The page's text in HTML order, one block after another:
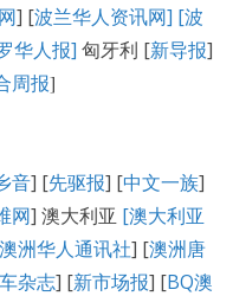
] [波兰华人资讯网] [波
华人报] 匈牙利 [新导报]
周报]
音] [先驱报] [中文一族]
网] 澳大利亚 [澳大利亚
澳洲华人通讯社] [澳洲唐
杂志] [新市场报] [BQ澳